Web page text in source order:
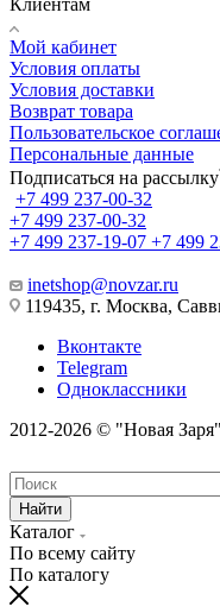
Клиентам
Мой кабинет
Условия оплаты
Условия доставки
Возврат товара
Пользовательское
Персональные данные
Подписаться на рассылку
+7 499 237-00-32
+7 499 237-00-32
+7 499 237-19-07 +7 499
inetshop@novzar.ru
119435, г. Москва,
Вконтакте
Telegram
Одноклассники
2012-2026 © "Новая
Найти
Каталог
По всему сайту
По каталогу